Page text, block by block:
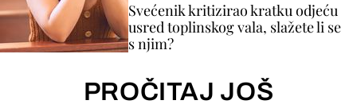
Svećenik kritizirao kratku odjeću
usred toplinskog vala, slažete li se
s njim?
PROČITAJ JOŠ